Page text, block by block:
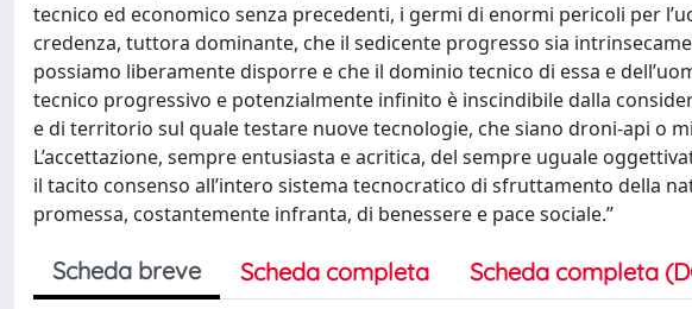
tecnico ed economico senza precedenti, i germi di enormi pericoli per
credenza, tuttora dominante, che il sedicente progresso sia
possiamo liberamente disporre e che il dominio tecnico di essa e
tecnico progressivo e potenzialmente infinito è inscindibile dalla
e di territorio sul quale testare nuove tecnologie, che siano droni-api o
L’accettazione, sempre entusiasta e acritica, del sempre uguale
il tacito consenso all’intero sistema tecnocratico di sfruttamento della
promessa, costantemente infranta, di benessere e pace sociale.”
Scheda breve Scheda completa Scheda completa